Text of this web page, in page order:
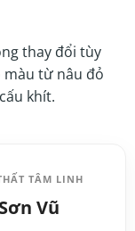
thay đổi tùy
màu từ nâu đỏ
khít.
TÂM LINH
Vũ